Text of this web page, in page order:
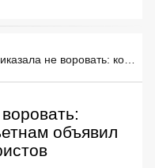
Партия приказала не воровать: коммунистический Вьетнам объявил войну грабителям туристов
объявил